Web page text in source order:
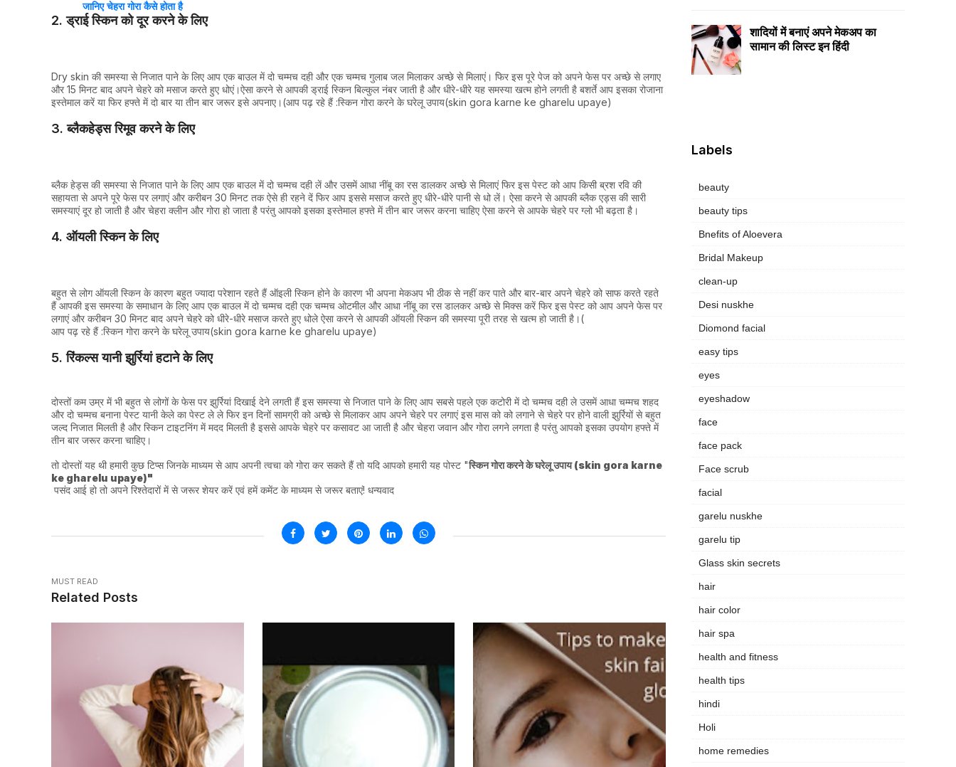
जानिए चेहरा गोरा कैसे होता है
2. ड्राई स्किन को दूर करने के लिए
Dry skin की समस्या से निजात पाने के लिए आप एक बाउल में दो चम्मच दही और एक चम्मच गुलाब जल मिलाकर अच्छे से मिलाएं। फिर इस पूरे पेज को अपने फेस पर अच्छे से लगाए
और 15 मिनट बाद अपने चेहरे को मसाज करते हुए धोएं।ऐसा करने से आपकी ड्राई स्किन बिल्कुल नंबर जाती है और धीरे-धीरे यह समस्या खत्म होने लगती है बशर्ते आप इसका रोजाना
इस्तेमाल करें या फिर हफ्ते में दो बार या तीन बार जरूर इसे अपनाए।(आप पढ़ रहे हैं :स्किन गोरा करने के घरेलू उपाय(skin gora karne ke gharelu upaye)
3. ब्लैकहेड्स रिमूव करने के लिए
ब्लैक हेड्स की समस्या से निजात पाने के लिए आप एक बाउल में दो चम्मच दही लें और उसमें आधा नींबू का रस डालकर अच्छे से मिलाएं फिर इस पेस्ट को आप किसी ब्रश रवि की
सहायता से अपने पूरे फेस पर लगाएं और करीबन 30 मिनट तक ऐसे ही रहने दें फिर आप इससे मसाज करते हुए धीरे-धीरे पानी से धो लें। ऐसा करने से आपकी ब्लैक एड्स की सारी
समस्याएं दूर हो जाती है और चेहरा क्लीन और गोरा हो जाता है परंतु आपको इसका इस्तेमाल हफ्ते में तीन बार जरूर करना चाहिए ऐसा करने से आपके चेहरे पर ग्लो भी बढ़ता है।
4. ऑयली स्किन के लिए
बहुत से लोग ऑयली स्किन के कारण बहुत ज्यादा परेशान रहते हैं ऑइली स्किन होने के कारण भी अपना मेकअप भी ठीक से नहीं कर पाते और बार-बार अपने चेहरे को साफ करते रहते
हैं आपकी इस समस्या के समाधान के लिए आप एक बाउल में दो चम्मच दही एक चम्मच ओटमील और आधा नींबू का रस डालकर अच्छे से मिक्स करें फिर इस पेस्ट को आप अपने फेस पर
लगाएं और करीबन 30 मिनट बाद अपने चेहरे को धीरे-धीरे मसाज करते हुए धोले ऐसा करने से आपकी ऑयली स्किन की समस्या पूरी तरह से खत्म हो जाती है।(
आप पढ़ रहे हैं :स्किन गोरा करने के घरेलू उपाय(skin gora karne ke gharelu upaye)
5. रिंकल्स यानी झुर्रियां हटाने के लिए
दोस्तों कम उम्र में भी बहुत से लोगों के फेस पर झुर्रियां दिखाई देने लगती हैं इस समस्या से निजात पाने के लिए आप सबसे पहले एक कटोरी में दो चम्मच दही ले उसमें आधा चम्मच शहद
और दो चम्मच बनाना पेस्ट यानी केले का पेस्ट ले ले फिर इन दिनों सामग्री को अच्छे से मिलाकर आप अपने चेहरे पर लगाएं इस मास को को लगाने से चेहरे पर होने वाली झुर्रियों से बहुत
जल्द निजात मिलती है और स्किन टाइटनिंग में मदद मिलती है इससे आपके चेहरे पर कसावट आ जाती है और चेहरा जवान और गोरा लगने लगता है परंतु आपको इसका उपयोग हफ्ते में
तीन बार जरूर करना चाहिए।
तो दोस्तों यह थी हमारी कुछ टिप्स जिनके माध्यम से आप अपनी त्वचा को गोरा कर सकते हैं तो यदि आपको हमारी यह पोस्ट "स्किन गोरा करने के घरेलू उपाय (skin gora karne
ke gharelu upaye)"
पसंद आई हो तो अपने रिश्तेदारों में से जरूर शेयर करें एवं हमें कमेंट के माध्यम से जरूर बताएं! धन्यवाद
MUST READ
Related Posts
शादियों में बनाएं अपने मेकअप का
सामान की लिस्ट इन हिंदी
Labels
beauty
beauty tips
Bnefits of Aloevera
Bridal Makeup
clean-up
Desi nuskhe
Diomond facial
easy tips
eyes
eyeshadow
face
face pack
Face scrub
facial
garelu nuskhe
garelu tip
Glass skin secrets
hair
hair color
hair spa
health and fitness
health tips
hindi
Holi
home remedies